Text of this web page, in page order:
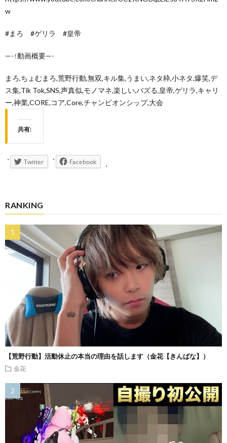
w
#まろ #ゲリラ #皇帝
—-↑動画概要—-
まろ,ちょむまろ,荒野行動,無双,キル集,うまい,ネタ枠,小ネタ,爆笑,デ
ス集,Tik Tok,SNS,声真似,モノマネ,楽しい,バズる,皇帝,ゲリラ,キャリ
ー,神業,CORE,コア,Core,チャンピオンシップ,大会
共有:
Twitter Facebook
RANKING
【荒野行動】活動休止の本当の理由を話します（金花【きんばな】）
金花